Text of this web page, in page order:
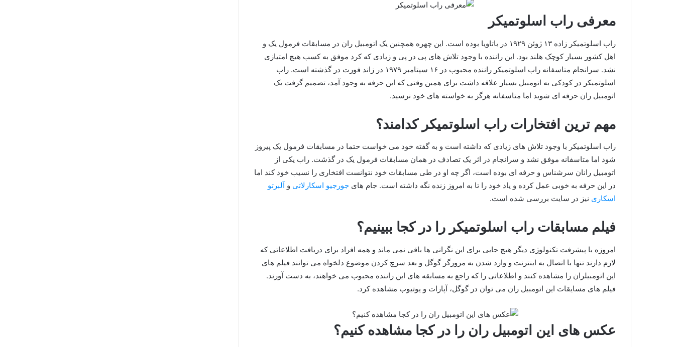
معرفی راب اسلوتمیکر
راب اسلوتمیکر زاده ۱۳ ژوئن ۱۹۲۹ در باتاویا بوده است. این چهره همچنین یک اتومبیل ران در مسابقات فرمول یک و
اهل کشور بسیار کوچک هلند بود. این راننده با وجود تلاش های پی در پی و زیادی که کرد موفق به کسب هیچ امتیازی
نشد. سرانجام متاسفانه راب اسلوتمیکر راننده محبوب در ۱۶ سپتامبر ۱۹۷۹ در زاند فورت در گذشته است. راب
اسلوتمیکر در کودکی به اتومبیل بسیار علاقه داشت برای همین وقتی که این حرفه به وجود آمد، تصمیم گرفت یک
اتومبیل ران حرفه ای شوید اما متاسفانه هرگز به خواسته های خود نرسید.
مهم ترین افتخارات راب اسلوتمیکر کدامند؟
راب اسلوتمیکر با وجود تلاش های زیادی که داشته است و به گفته خود می خواست حتما در مسابقات فرمول یک پیروز
شود اما متاسفانه موفق نشد و سرانجام در اثر یک تصادف در همان مسابقات فرمول یک در گذشت. راب یکی از
اتومبیل رانان سرشناس و حرفه ای بوده است، اگر چه او در طی مسابقات خود نتوانست افتخاری را نسیب خود کند اما
در این حرفه به خوبی عمل کرده و یاد خود را تا به امروز زنده نگه داشته است. جام های جورجیو اسکارلاتی وآلبرتو
اسکاری نیز در سایت بررسی شده است.
فیلم مسابقات راب اسلوتمیکر را در کجا ببینیم؟
امروزه با پیشرفت تکنولوژی دیگر هیچ جایی برای این نگرانی ها باقی نمی ماند و همه افراد برای دریافت اطلاعاتی که
لازم دارند تنها با اتصال به اینترنت و وارد شدن به مرورگر گوگل و بعد سرچ کردن موضوع دلخواه می توانند فیلم های
این اتومبیلران را مشاهده کنند و اطلاعاتی را که راجع به مسابقه های این راننده محبوب می خواهند، به دست آورند.
فیلم های مسایقات این اتومبیل ران می توان در گوگل، آپارات و یوتیوب مشاهده کرد.
عکس های این اتومبیل ران را در کجا مشاهده کنیم؟